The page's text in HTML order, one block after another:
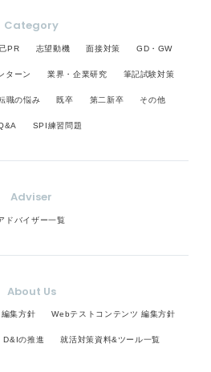
Category
PR 志望動機 面接対策 GD・GW
ターン 業界・企業研究 筆記試験対策
職の悩み 既卒 第二新卒 その他
SPI練習問題
Adviser
ドバイザー一覧
About Us
集方針 Webテストコンテンツ 編集方針
D&Iの推進 就活対策資料&ツール一覧